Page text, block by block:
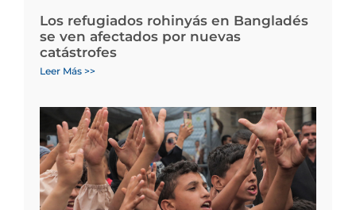
Los refugiados rohinyás en Bangladés
se ven afectados por nuevas
catástrofes
Leer Más >>